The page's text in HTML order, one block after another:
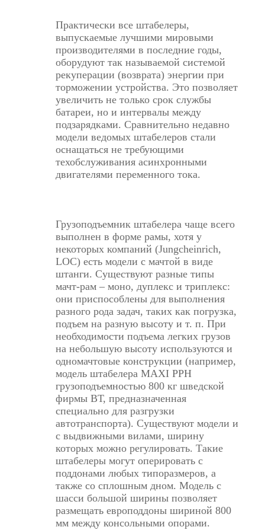
Практически все штабелеры,
выпускаемые лучшими мировыми
производителями в последние годы,
оборудуют так называемой системой
рекуперации (возврата) энергии при
торможении устройства. Это позволяет
увеличить не только срок службы
батареи, но и интервалы между
подзарядками. Сравнительно недавно
модели ведомых штабелеров стали
оснащаться не требующими
техобслуживания асинхронными
двигателями переменного тока.
Грузоподъемник штабелера чаще всего
выполнен в форме рамы, хотя у
некоторых компаний (Jungcheinrich,
LOC) есть модели с мачтой в виде
штанги. Существуют разные типы
мачт-рам – моно, дуплекс и триплекс:
они приспособлены для выполнения
разного рода задач, таких как погрузка,
подъем на разную высоту и т. п. При
необходимости подъема легких грузов
на небольшую высоту используются и
одномачтовые конструкции (например,
модель штабелера MAXI PPH
грузоподъемностью 800 кг шведской
фирмы ВТ, предназначенная
специально для разгрузки
автотранспорта). Существуют модели и
с выдвижными вилами, ширину
которых можно регулировать. Такие
штабелеры могут оперировать с
поддонами любых типоразмеров, а
также со сплошным дном. Модель с
шасси большой ширины позволяет
размещать европоддоны шириной 800
мм между консольными опорами.